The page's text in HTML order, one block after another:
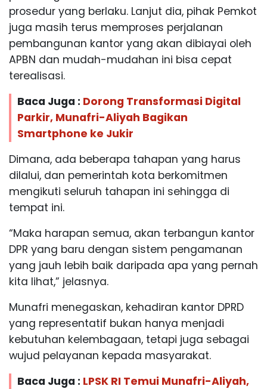
prosedur yang berlaku. Lanjut dia, pihak Pemkot
juga masih terus memproses perjalanan
pembangunan kantor yang akan dibiayai oleh
APBN dan mudah-mudahan ini bisa cepat
terealisasi.
Baca Juga : Dorong Transformasi Digital
Parkir, Munafri-Aliyah Bagikan
Smartphone ke Jukir
Dimana, ada beberapa tahapan yang harus
dilalui, dan pemerintah kota berkomitmen
mengikuti seluruh tahapan ini sehingga di
tempat ini.
“Maka harapan semua, akan terbangun kantor
DPR yang baru dengan sistem pengamanan
yang jauh lebih baik daripada apa yang pernah
kita lihat,” jelasnya.
Munafri menegaskan, kehadiran kantor DPRD
yang representatif bukan hanya menjadi
kebutuhan kelembagaan, tetapi juga sebagai
wujud pelayanan kepada masyarakat.
Baca Juga : LPSK RI Temui Munafri-Aliyah,